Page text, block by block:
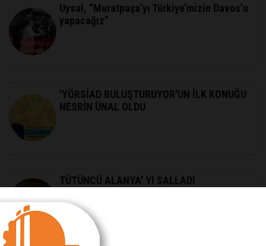
Uysal, “Muratpaşa’yı Türkiye’mizin Davos’u
yapacağız”
'YÖRSİAD BULUŞTURUYOR'UN İLK KONUĞU
NESRİN ÜNAL OLDU
TÜTÜNCÜ ALANYA' YI SALLADI